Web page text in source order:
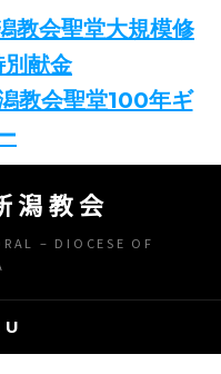
教会聖堂大規模修
献金
教会聖堂100年ギ
潟教会
– DIOCESE OF